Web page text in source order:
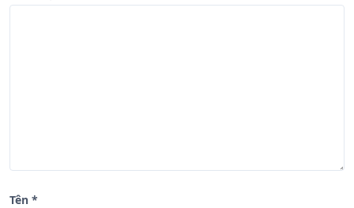
Tên *